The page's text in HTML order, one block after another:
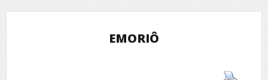
EMORIÔ